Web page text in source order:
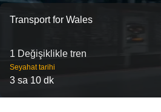
Transport for Wales
1 Değişiklikle tren
Seyahat tarihi
3 sa 10 dk